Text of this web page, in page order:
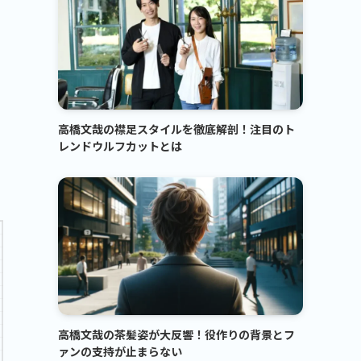
高橋文哉の襟足スタイルを徹底解剖！注目のト
レンドウルフカットとは
高橋文哉の茶髪姿が大反響！役作りの背景とフ
ァンの支持が止まらない